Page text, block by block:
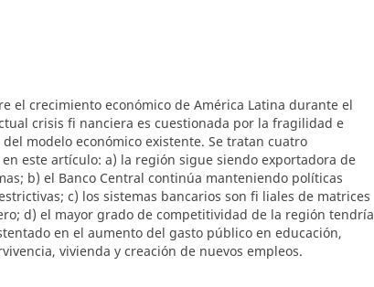
el crecimiento económico de América Latina durante el
crisis fi nanciera es cuestionada por la fragilidad e
modelo económico existente. Se tratan cuatro
este artículo: a) la región sigue siendo exportadora de
b) el Banco Central continúa manteniendo políticas
c) los sistemas bancarios son fi liales de matrices
d) el mayor grado de competitividad de la región tendría
en el aumento del gasto público en educación,
vivienda y creación de nuevos empleos.